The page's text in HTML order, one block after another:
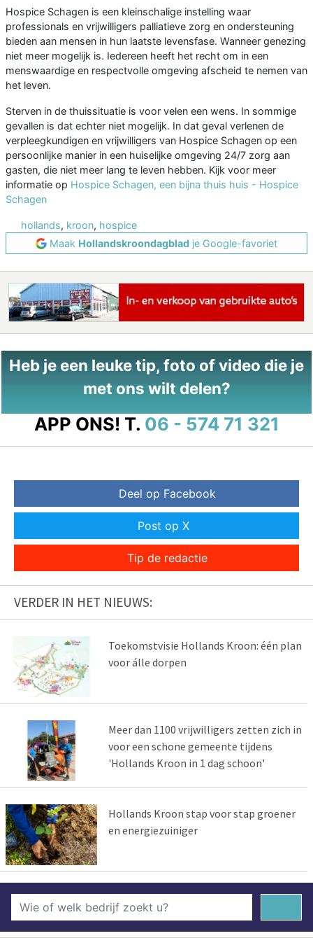
Hospice Schagen is een kleinschalige instelling waar
professionals en vrijwilligers palliatieve zorg en ondersteuning
bieden aan mensen in hun laatste levensfase. Wanneer genezing
niet meer mogelijk is. Iedereen heeft het recht om in een
menswaardige en respectvolle omgeving afscheid te nemen van
het leven.
Sterven in de thuissituatie is voor velen een wens. In sommige
gevallen is dat echter niet mogelijk. In dat geval verlenen de
verpleegkundigen en vrijwilligers van Hospice Schagen op een
persoonlijke manier in een huiselijke omgeving 24/7 zorg aan
gasten, die niet meer lang te leven hebben. Kijk voor meer
informatie op Hospice Schagen, een bijna thuis huis - Hospice
Schagen
hollands, kroon, hospice
Maak Hollandskroondagblad je Google-favoriet
Heb je een leuke tip, foto of video die je
met ons wilt delen?
APP ONS! T. 06 - 574 71 321
Deel op Facebook
Post op X
Tip de redactie
VERDER IN HET NIEUWS:
Toekomstvisie Hollands Kroon: één plan
voor álle dorpen
Meer dan 1100 vrijwilligers zetten zich in
voor een schone gemeente tijdens
'Hollands Kroon in 1 dag schoon'
Hollands Kroon stap voor stap groener
en energiezuiniger